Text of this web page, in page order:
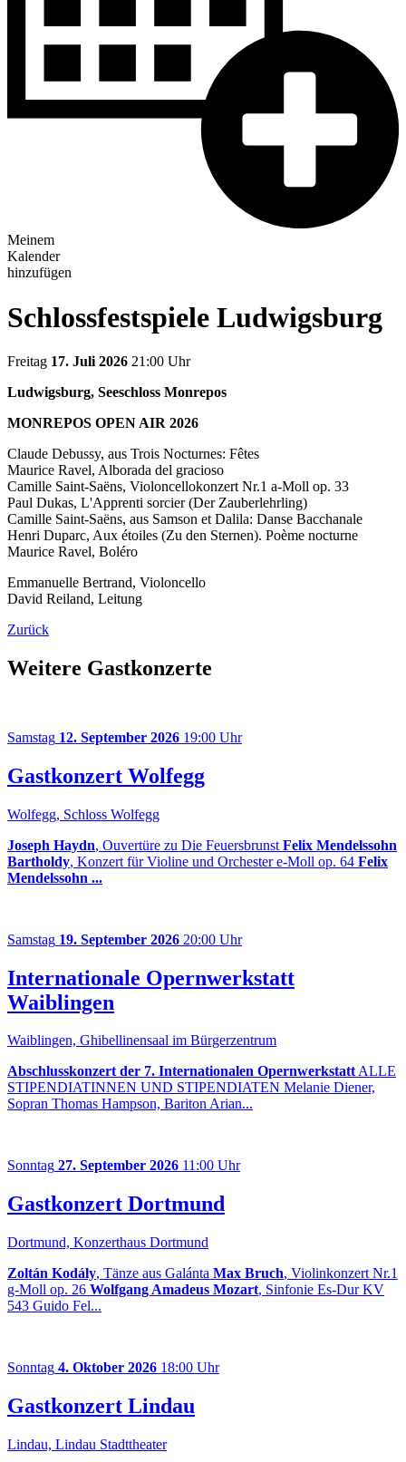
Meinem
Kalender
hinzufügen
Schlossfestspiele Ludwigsburg
Freitag 17. Juli 2026 21:00 Uhr
Ludwigsburg, Seeschloss Monrepos
MONREPOS OPEN AIR 2026
Claude Debussy, aus Trois Nocturnes: Fêtes
Maurice Ravel, Alborada del gracioso
Camille Saint-Saëns, Violoncellokonzert Nr.1 a-Moll op. 33
Paul Dukas, L'Apprenti sorcier (Der Zauberlehrling)
Camille Saint-Saëns, aus Samson et Dalila: Danse Bacchanale
Henri Duparc, Aux étoiles (Zu den Sternen). Poème nocturne
Maurice Ravel, Boléro
Emmanuelle Bertrand, Violoncello
David Reiland, Leitung
Zurück
Weitere Gastkonzerte
Samstag 12. September 2026 19:00 Uhr
Gastkonzert Wolfegg
Wolfegg, Schloss Wolfegg
Joseph Haydn, Ouvertüre zu Die Feuersbrunst Felix Mendelssohn
Bartholdy, Konzert für Violine und Orchester e-Moll op. 64 Felix
Mendelssohn ...
Samstag 19. September 2026 20:00 Uhr
Internationale Opernwerkstatt
Waiblingen
Waiblingen, Ghibellinensaal im Bürgerzentrum
Abschlusskonzert der 7. Internationalen OpernwerkstattALLE
STIPENDIATINNEN UND STIPENDIATEN Melanie Diener,
Sopran Thomas Hampson, Bariton Arian...
Sonntag 27. September 2026 11:00 Uhr
Gastkonzert Dortmund
Dortmund, Konzerthaus Dortmund
Zoltán Kodály, Tänze aus Galánta Max Bruch, Violinkonzert Nr.1
g-Moll op. 26 Wolfgang Amadeus Mozart, Sinfonie Es-Dur KV
543 Guido Fel...
Sonntag 4. Oktober 2026 18:00 Uhr
Gastkonzert Lindau
Lindau, Lindau Stadttheater